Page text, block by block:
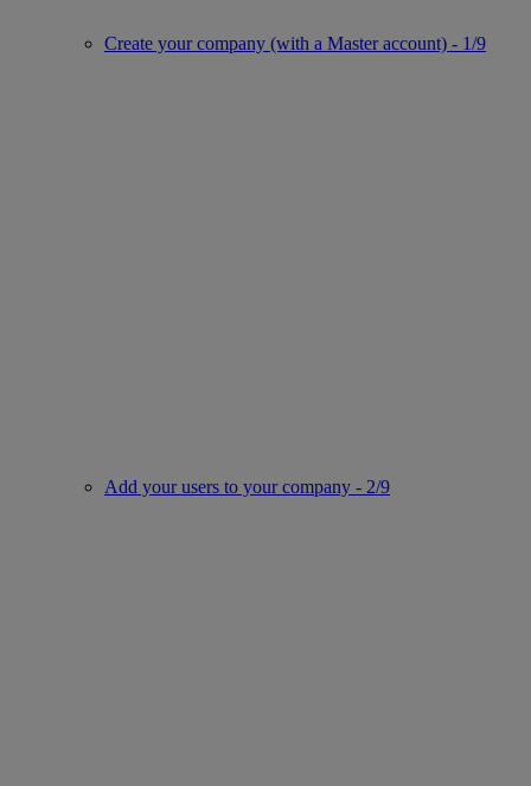
Create your company (with a Master account) - 1/9
Add your users to your company - 2/9